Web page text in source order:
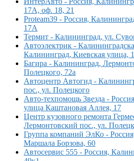
17А, оф. 18, 21
Proteam39 - Россия,
17А
Термит - Калининград, ул.
Автоэлектрик -
Калининград, Киевская улица,
Багира - Калининград,
Полецкого, 72а
Автоцентр Автогид -
пос., ул. Полецкого
Авто-техпомощь Звезда -
улица Каштановая Аллея, 17
Центр кузовного ремонта
Лермонтовский пос., ул.
Группа компаний ЭлКо -
Маршала Борзова, 60
Автосервис 555 - Россия,